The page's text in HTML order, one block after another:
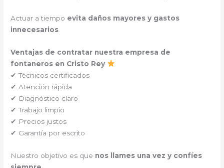
Actuar a tiempo evita daños mayores y gastos
innecesarios
Ventajas de contratar nuestra empresa de
fontaneros en Cristo Rey
✔ Técnicos certificados
✔ Atención rápida
✔ Diagnóstico claro
✔ Trabajo limpio
✔ Precios justos
✔ Garantía por escrito
Nuestro objetivo es que nos llames una vez y confíes